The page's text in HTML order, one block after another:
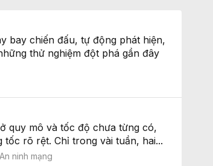
bay chiến đấu, tự động phát hiện,
thử nghiệm đột phá gần đây
quy mô và tốc độ chưa từng có,
rõ rệt. Chỉ trong vài tuần, hai...
ninh mạng